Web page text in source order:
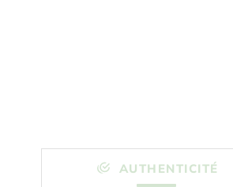
AUTHENTICITÉ